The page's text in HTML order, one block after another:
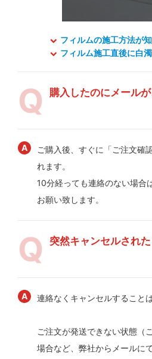
フィルムの施工方法が
フィルム施工直後に白
購入したのにメール
ご購入後、すぐに「ご注文確
れます。
10分経っても連絡のない場合
お願い致します。
突然キャンセルされた
連絡なくキャンセルすること
ご注文が発送できない状態（
場合など、弊社からメールに